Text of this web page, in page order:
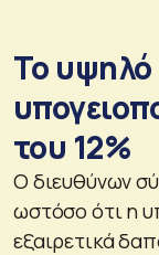
Το υψηλό
του 12%
Ο διευθύνων
ωστόσο ότι η
εξαιρετικά